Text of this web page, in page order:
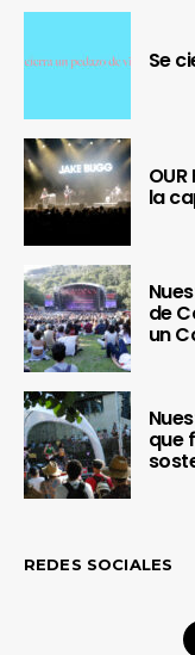
Se
la
de
un
que
REDES SOCIALES